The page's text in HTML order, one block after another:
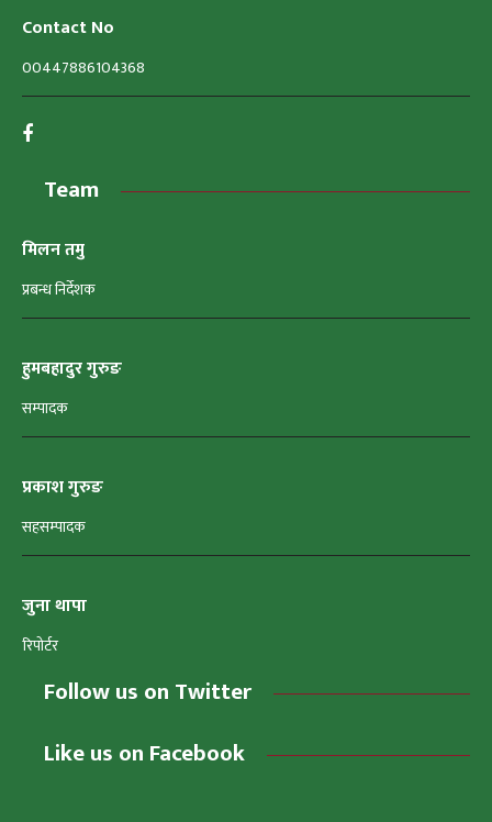
Contact No
00447886104368
Team
मिलन तमु
प्रबन्ध निर्देशक
हुमबहादुर गुरुङ
सम्पादक
प्रकाश गुरुङ
सहसम्पादक
जुना थापा
रिपोर्टर
Follow us on Twitter
Like us on Facebook